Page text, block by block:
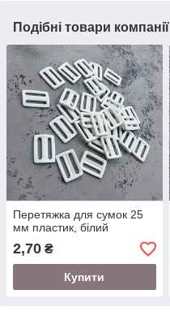
Подібні товари компанії
Перетяжка для сумок 25
мм пластик, білий
2,70 ₴
Купити